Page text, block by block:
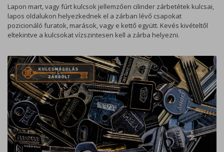
Lapon mart, vagy fúrt kulcsok jellemzően cilinder zárbetétek kulcsai,
lapos oldalukon helyezkednek el a zárban lévő csapokat
pozicionáló furatok, marások, vagy e kettő együtt. Kevés kivételtől
eltekintve a kulcsokat vízszintesen kell a zárba helyezni.